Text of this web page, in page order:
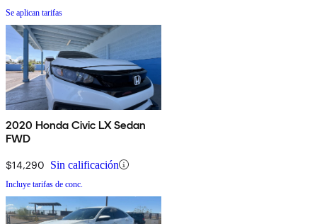
Se aplican tarifas
2020 Honda Civic LX Sedan
FWD
$14,290 Sin calificación
Incluye tarifas de conc.